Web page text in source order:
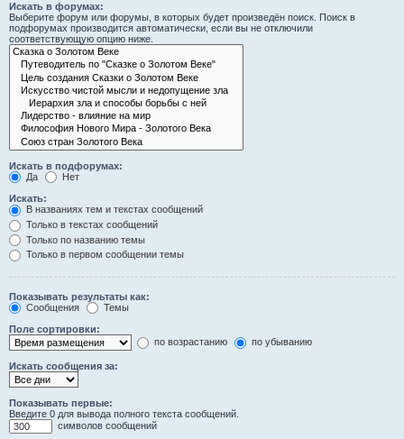
Искать в форумах:
Выберите форум или форумы, в которых будет произведён поиск. Поиск в
подфорумах производится автоматически, если вы не отключили
соответствующую опцию ниже.
Искать в подфорумах:
Да
Нет
Искать:
В названиях тем и текстах сообщений
Только в текстах сообщений
Только по названию темы
Только в первом сообщении темы
Показывать результаты как:
Сообщения
Темы
Поле сортировки:
по возрастанию
по убыванию
Искать сообщения за:
Показывать первые:
Введите 0 для вывода полного текста сообщений.
символов сообщений